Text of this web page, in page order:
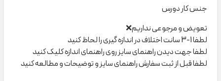
جنس کار دورس
تعویض و مرجوعی نداریم❌
لطفا 1-3 سانت اختلاف در اندازه گیری را لحاظ کنید
لطفا جهت دیدن راهنمای سایز روی راهنمای اندازه کلیک کنید
لطفا قبل از ثبت سفارش راهنمای سایز و توضیحات و مطالعه کنید